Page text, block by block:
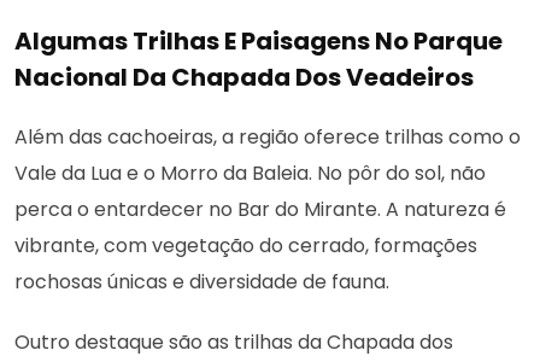
Algumas Trilhas E Paisagens No Parque
Nacional Da Chapada Dos Veadeiros
Além das cachoeiras, a região oferece trilhas como o
Vale da Lua e o Morro da Baleia. No pôr do sol, não
perca o entardecer no Bar do Mirante. A natureza é
vibrante, com vegetação do cerrado, formações
rochosas únicas e diversidade de fauna.
Outro destaque são as trilhas da Chapada dos